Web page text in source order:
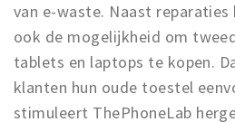
van e-waste. Naast
ook de mogelijkheid om
tablets en laptops te kopen.
klanten hun oude toestel
stimuleert ThePhoneLab